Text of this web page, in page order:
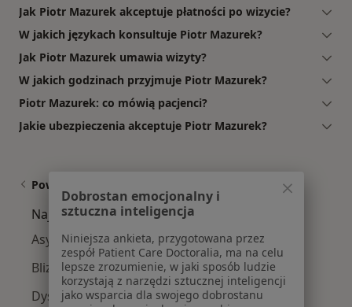
Jak Piotr Mazurek akceptuje płatności po wizycie?
W jakich językach konsultuje Piotr Mazurek?
Jak Piotr Mazurek umawia wizyty?
W jakich godzinach przyjmuje Piotr Mazurek?
Piotr Mazurek: co mówią pacjenci?
Jakie ubezpieczenia akceptuje Piotr Mazurek?
Powiązane wyszukiwania
Najczęście leczone choroby
Asymetria ułożeniowa w Koszalinie
Blizny w Koszalinie
Dyskopatia w Koszalinie
Dobrostan emocjonalny i
sztuczna inteligencja
Niniejsza ankieta, przygotowana przez
zespół Patient Care Doctoralia, ma na celu
lepsze zrozumienie, w jaki sposób ludzie
korzystają z narzędzi sztucznej inteligencji
jako wsparcia dla swojego dobrostanu